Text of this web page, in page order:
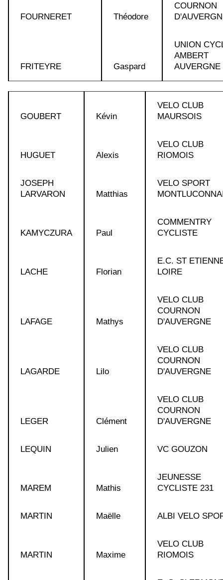
FOURNERET Théodore
COURNON
FRITEYRE Gaspard
UNION
AMBERT
AUVERGNE
GOUBERT Kévin
VELO CLUB
MAURSOIS
HUGUET Alexis
VELO CLUB
RIOMOIS
JOSEPH
LARVARON
Matthias
VELO SPORT
KAMYCZURA Paul
COMMENTRY
CYCLISTE
LACHE Florian
E.C. ST
LOIRE
LAFAGE Mathys
VELO CLUB
COURNON
D'AUVERGNE
LAGARDE Lilo
VELO CLUB
COURNON
D'AUVERGNE
LEGER Clément
VELO CLUB
COURNON
D'AUVERGNE
LEQUIN Julien VC GOUZON
MAREM Mathis
JEUNESSE
CYCLISTE 231
MARTIN Maëlle ALBI VELO
MARTIN Maxime
VELO CLUB
RIOMOIS